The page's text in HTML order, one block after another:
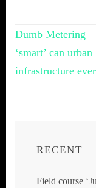
Post
navigation
Dumb Metering
‘smart’ can urban
infrastructure
RECENT
Field course